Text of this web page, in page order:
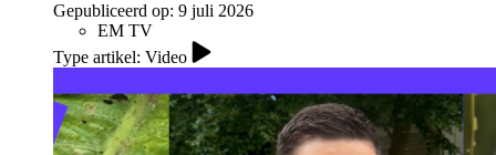
Gepubliceerd op: 9 juli 2026
EM TV
Type artikel: Video